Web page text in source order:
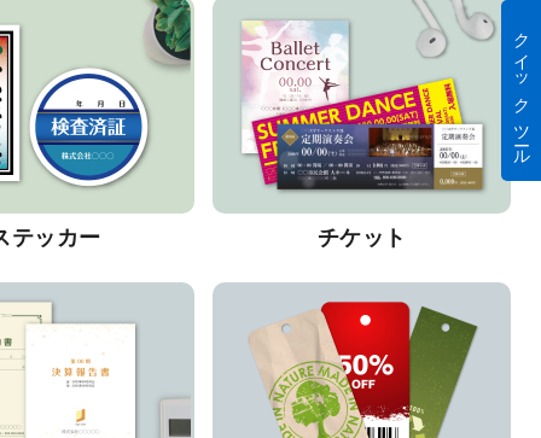
テッカー チケット
クイック ツール